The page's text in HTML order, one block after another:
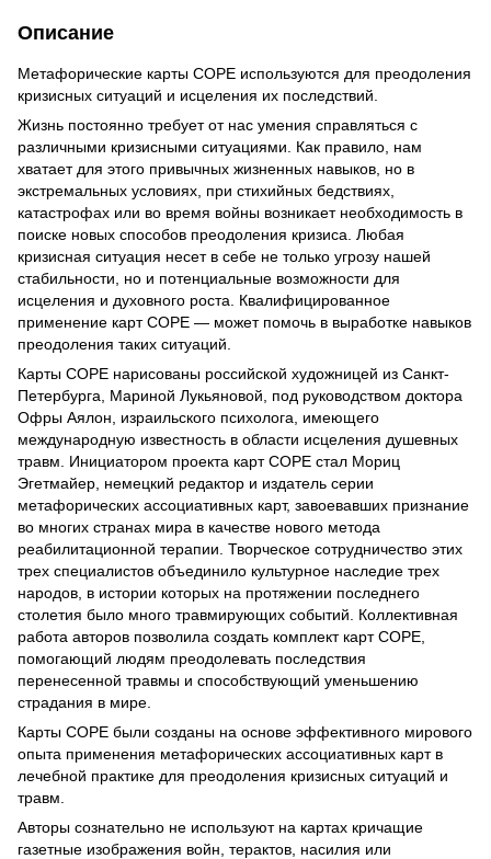
Описание
Метафорические карты COPE используются для преодоления
кризисных ситуаций и исцеления их последствий.
Жизнь постоянно требует от нас умения справляться с
различными кризисными ситуациями. Как правило, нам
хватает для этого привычных жизненных навыков, но в
экстремальных условиях, при стихийных бедствиях,
катастрофах или во время войны возникает необходимость в
поиске новых способов преодоления кризиса. Любая
кризисная ситуация несет в себе не только угрозу нашей
стабильности, но и потенциальные возможности для
исцеления и духовного роста. Квалифицированное
применение карт СОРЕ — может помочь в выработке навыков
преодоления таких ситуаций.
Карты СОРЕ нарисованы российской художницей из Санкт-
Петербурга, Мариной Лукьяновой, под руководством доктора
Офры Аялон, израильского психолога, имеющего
международную известность в области исцеления душевных
травм. Инициатором проекта карт СОРЕ стал Мориц
Эгетмайер, немецкий редактор и издатель серии
метафорических ассоциативных карт, завоевавших признание
во многих странах мира в качестве нового метода
реабилитационной терапии. Творческое сотрудничество этих
трех специалистов объединило культурное наследие трех
народов, в истории которых на протяжении последнего
столетия было много травмирующих событий. Коллективная
работа авторов позволила создать комплект карт COPE,
помогающий людям преодолевать последствия
перенесенной травмы и способствующий уменьшению
страдания в мире.
Карты СОРЕ были созданы на основе эффективного мирового
опыта применения метафорических ассоциативных карт в
лечебной практике для преодоления кризисных ситуаций и
травм.
Авторы сознательно не используют на картах кричащие
газетные изображения войн, терактов, насилия или